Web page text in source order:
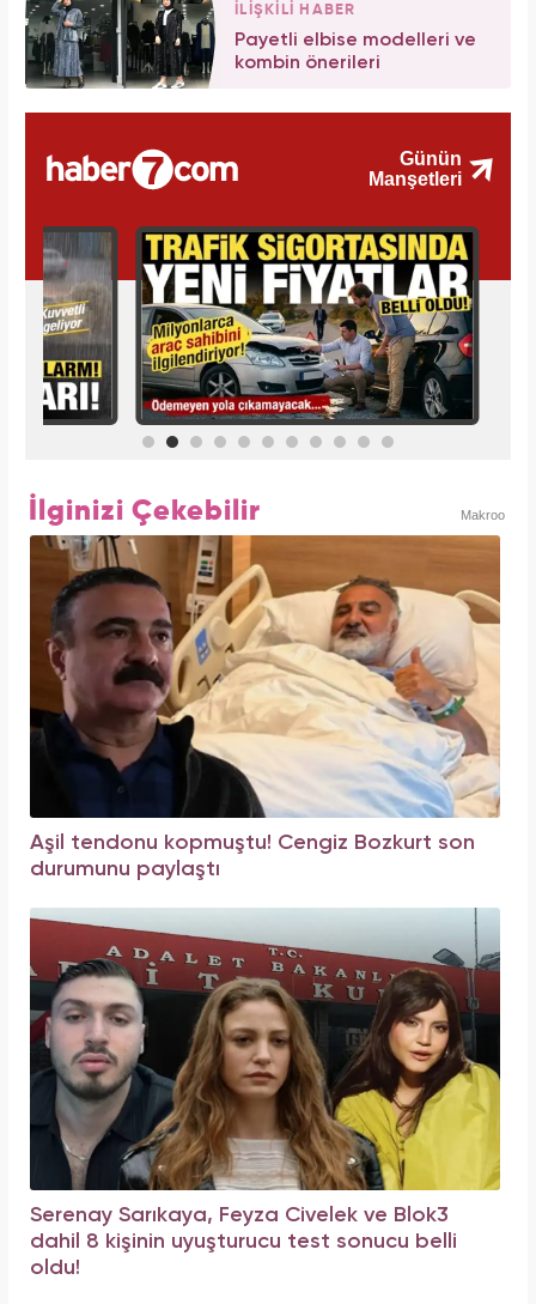
İLİŞKİLİ HABER
Payetli elbise modelleri ve
kombin önerileri
İlginizi Çekebilir Makroo
Aşil tendonu kopmuştu! Cengiz Bozkurt son
durumunu paylaştı
Serenay Sarıkaya, Feyza Civelek ve Blok3
dahil 8 kişinin uyuşturucu test sonucu belli
oldu!